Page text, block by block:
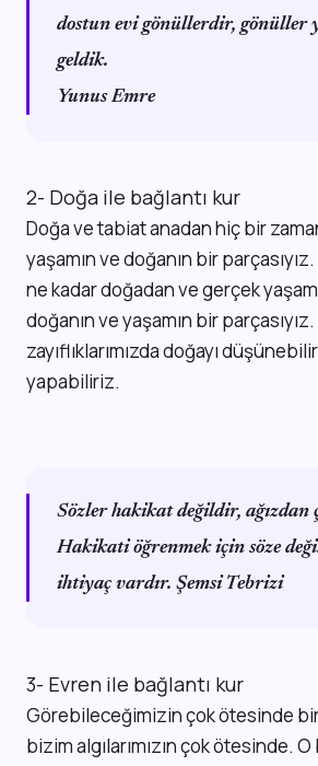
dostun evi gönüllerdir, gönüller
geldik.
Yunus Emre
2- Doğa ile bağlantı kur
Doğa ve tabiat anadan hiç bir
yaşamın ve doğanın bir
ne kadar doğadan ve gerçek
doğanın ve yaşamın bir
zayıflıklarımızda doğayı
yapabiliriz.
Sözler hakikat değildir, ağızdan
Hakikati öğrenmek için söze
ihtiyaç vardır. Şemsi Tebrizi
3- Evren ile bağlantı kur
Görebileceğimizin çok ötesinde
bizim algılarımızın çok ötesinde.